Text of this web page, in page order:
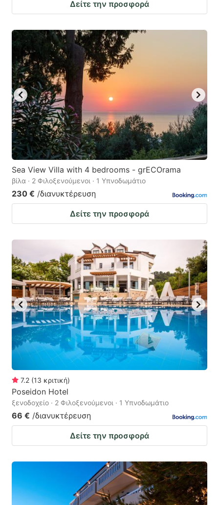
Δείτε την προσφορά
Sea View Villa with 4 bedrooms - grECOrama
βίλα · 2 Φιλοξενούμενοι · 1 Υπνοδωμάτιο
230 € /διανυκτέρευση
Δείτε την προσφορά
7.2 (13 κριτική)
Poseidon Hotel
ξενοδοχείο · 2 Φιλοξενούμενοι · 1 Υπνοδωμάτιο
66 € /διανυκτέρευση
Δείτε την προσφορά